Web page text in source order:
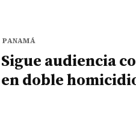
PANAMÁ
Sigue audiencia
en doble